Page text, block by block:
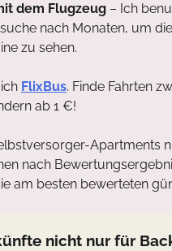
dem Flugzeug – Ich
nach Monaten, um die
zu sehen.
FlixBus. Finde Fahrten
ab 1 €!
Apartments
nach
am besten bewerteten
nicht nur für